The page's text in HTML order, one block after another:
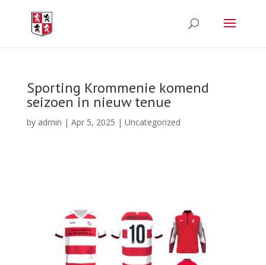
Sporting Krommenie komend
seizoen in nieuw tenue
by admin | Apr 5, 2025 | Uncategorized